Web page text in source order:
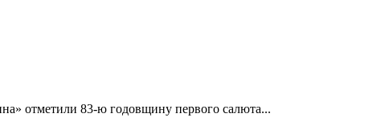
отметили 83-ю годовщину первого салюта...